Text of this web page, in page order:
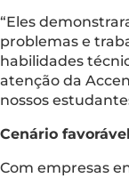
“Eles
problemas e
habilidades
atenção da
nossos
Cenário
Com empresas